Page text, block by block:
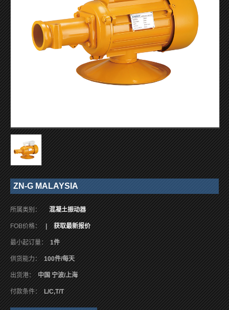
ZN-G MALAYSIA
所属类别： 混凝土振动器
FOB价格： | 获取最新报价
最小起订量： 1件
供货能力： 100件/每天
出货港： 中国 宁波/上海
付款条件： L/C,T/T